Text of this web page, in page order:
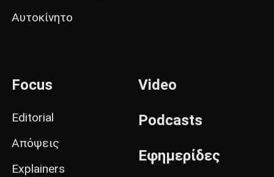
Αυτοκίνητο
Focus
Editorial
Απόψεις
Explainers
Video
Podcasts
Εφημερίδες